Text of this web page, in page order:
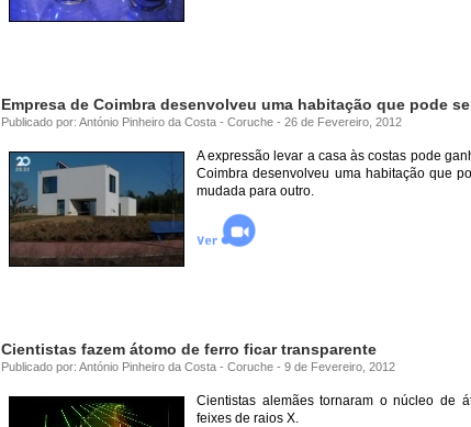
Empresa de Coimbra desenvolveu uma habitação que pode
Publicado por: António Pinheiro da Costa - Coruche - 26 de Fevereiro, 2012
A expressão levar a casa às costas pode
Coimbra desenvolveu uma habitação que
mudada para outro.
Cientistas fazem átomo de ferro ficar transparente
Publicado por: António Pinheiro da Costa - Coruche - 9 de Fevereiro, 2012
Cientistas alemães tornaram o núcleo de
feixes de raios X.